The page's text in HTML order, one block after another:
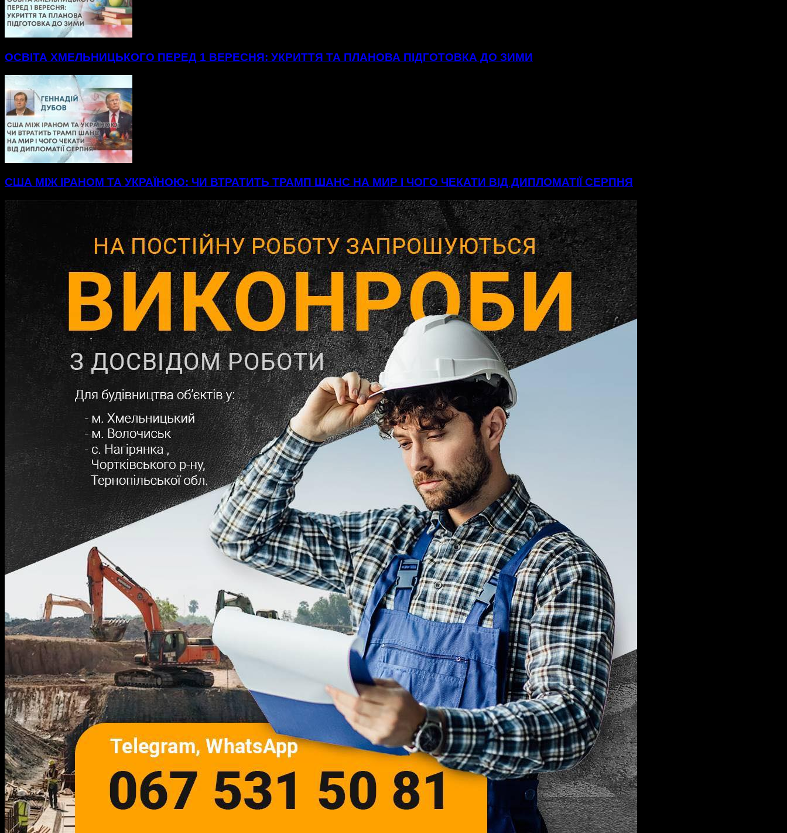
ОСВІТА ХМЕЛЬНИЦЬКОГО ПЕРЕД 1 ВЕРЕСНЯ: УКРИТТЯ ТА ПЛАНОВА ПІДГОТОВКА ДО ЗИМИ
США МІЖ ІРАНОМ ТА УКРАЇНОЮ: ЧИ ВТРАТИТЬ ТРАМП ШАНС НА МИР І ЧОГО ЧЕКАТИ ВІД ДИПЛОМАТІЇ СЕРПНЯ